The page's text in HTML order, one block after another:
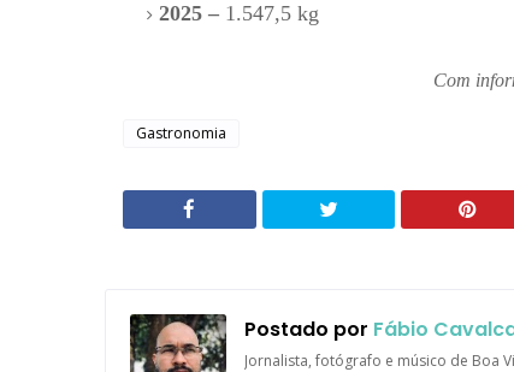
2025 – 1.547,5 kg
Com
Gastronomia
Postado por Fábio
Jornalista, fotógrafo e músico de Boa